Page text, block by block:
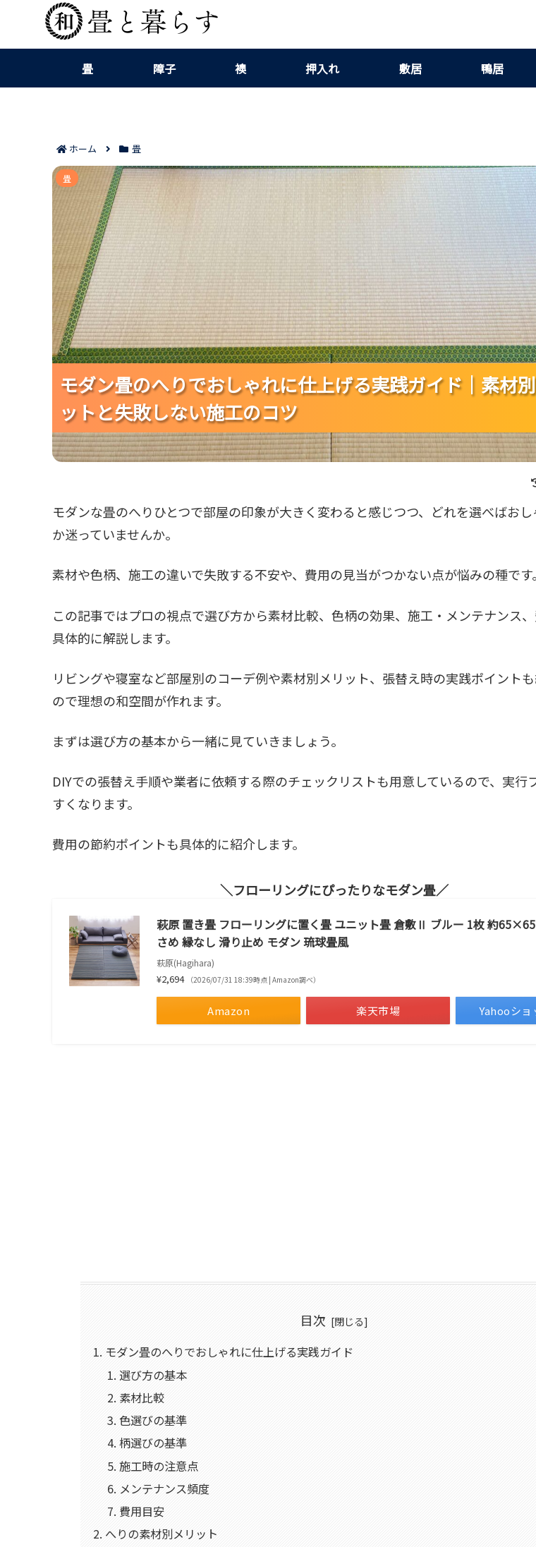
畳 障子 襖 押入れ 敷居 鴨居
ホーム 畳
モダン畳のへりでおしゃれに仕上げる実践ガイド｜素材別メリットと失敗しない施工
モダン畳のへりでおしゃれに仕上げる実践ガイド｜素材
ットと失敗しない施工のコツ
モダン畳のへりでおしゃれに仕上げる実践ガイド｜素材
ットと失敗しない施工のコツ
モダン畳のへりでおしゃれに仕上げる実践ガイド｜素材
ットと失敗しない施工のコツ
畳
モダンな畳のへりひとつで部屋の印象が大きく変わると感じつつ、どれを選べばおし
か迷っていませんか。
素材や色柄、施工の違いで失敗する不安や、費用の見当がつかない点が悩みの種です。
この記事ではプロの視点で選び方から素材比較、色柄の効果、施工・メンテナンス
具体的に解説します。
リビングや寝室など部屋別のコーデ例や素材別メリット、張替え時の実践ポイント
ので理想の和空間が作れます。
まずは選び方の基本から一緒に見ていきましょう。
DIYでの張替え手順や業者に依頼する際のチェックリストも用意しているので、実行
すくなります。
費用の節約ポイントも具体的に紹介します。
フローリングにぴったりなモダン畳
萩原 置き畳 フローリングに置く畳 ユニット畳 倉敷Ⅱ ブルー 1枚 約
さめ 縁なし 滑り止め モダン 琉球畳風
萩原(Hagihara)
¥2,694 （2026/07/31 18:39時点 | Amazon調べ）
Amazon 楽天市場 Yahooショ
目次
モダン畳のへりでおしゃれに仕上げる実践ガイド
選び方の基本
素材比較
色選びの基準
柄選びの基準
施工時の注意点
メンテナンス頻度
費用目安
へりの素材別メリット